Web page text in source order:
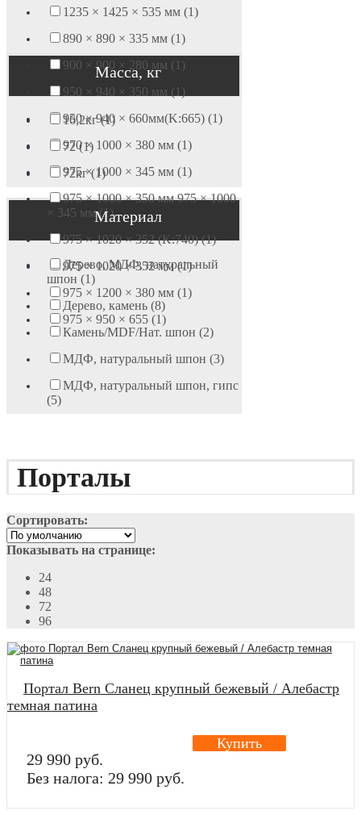
1235 × 1425 × 535 мм (1)
890 × 890 × 335 мм (1)
900 × 900 × 280 мм (1)
950 × 940 × 350 мм (1)
950 × 940 × 660мм(K:665) (1)
970 × 1000 × 380 мм (1)
975 × 1000 × 345 мм (1)
975 × 1000 × 350 мм 975 × 1000
× 345 мм (1)
975 × 1020 × 352 (K:740) (1)
975 × 1020 × 352 мм (1)
975 × 1200 × 380 мм (1)
975 × 950 × 655 (1)
Масса, кг
16,2кг (1)
72 (1)
72кг (1)
Материал
Дерево, МДФ, натуральный
шпон (1)
Дерево, камень (8)
Камень/MDF/Нат. шпон (2)
МДФ, натуральный шпон (3)
МДФ, натуральный шпон, гипс
(5)
Порталы
Сортировать:
Показывать на странице:
24
48
72
96
Портал Bern Сланец крупный бежевый / Алебастр
темная патина
29 990 руб.
Без налога: 29 990 руб.
Купить